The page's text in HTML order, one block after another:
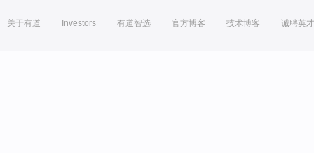
关于有道 Investors 有道智选 官方博客 技术博客 诚聘英才